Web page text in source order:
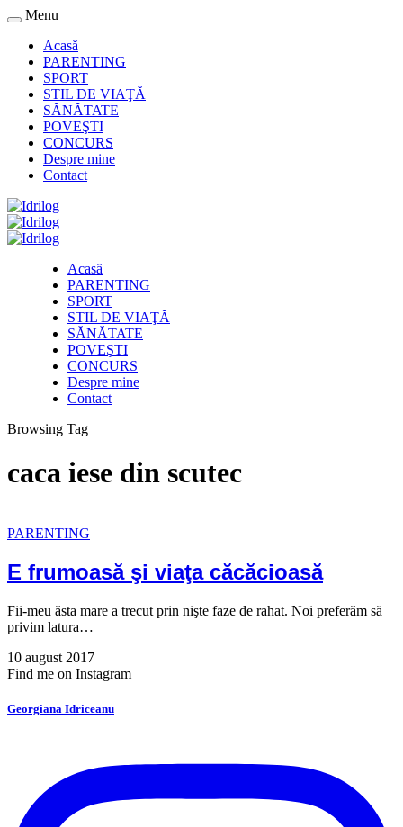
Menu
Acasă
PARENTING
SPORT
STIL DE VIAŢĂ
SĂNĂTATE
POVEŞTI
CONCURS
Despre mine
Contact
Acasă
PARENTING
SPORT
STIL DE VIAŢĂ
SĂNĂTATE
POVEŞTI
CONCURS
Despre mine
Contact
Browsing Tag
caca iese din scutec
PARENTING
E frumoasă şi viaţa căcăcioasă
Fii-meu ăsta mare a trecut prin nişte faze de rahat. Noi preferăm să
privim latura…
10 august 2017
Find me on Instagram
Georgiana Idriceanu